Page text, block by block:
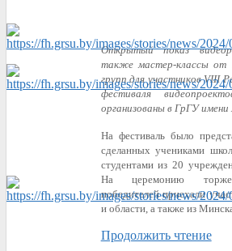
Открытый показ
также мастер-классы от
групп для участников VIII
фестиваля
организованы в ГрГУ
На фестиваль было
сделанных учениками
студентами из 20
На церемонию
победителей приехали
и области, а также из
Продолжить чтение